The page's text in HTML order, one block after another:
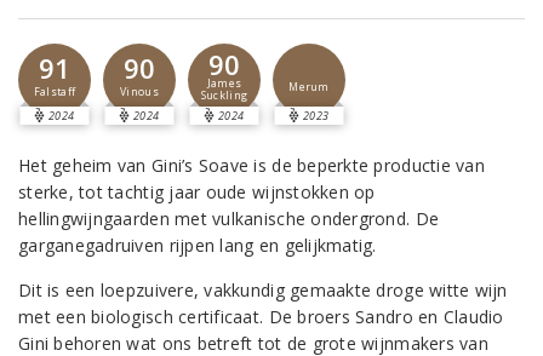
91
Falstaff
2024
90
Vinous
2024
90
James
Suckling
2024
Merum
2023
Het geheim van Gini’s Soave is de beperkte productie van
sterke, tot tachtig jaar oude wijnstokken op
hellingwijngaarden met vulkanische ondergrond. De
garganegadruiven rijpen lang en gelijkmatig.
Dit is een loepzuivere, vakkundig gemaakte droge witte wijn
met een biologisch certificaat. De broers Sandro en Claudio
Gini behoren wat ons betreft tot de grote wijnmakers van